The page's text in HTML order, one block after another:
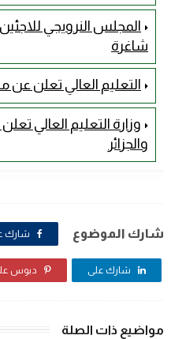
شاغرة
التعليم العالي تعلن
وزارة التعليم العالي
والجزائر
شارك الموضوع شارك
شارك على دبوس
مواضيع ذات الصلة